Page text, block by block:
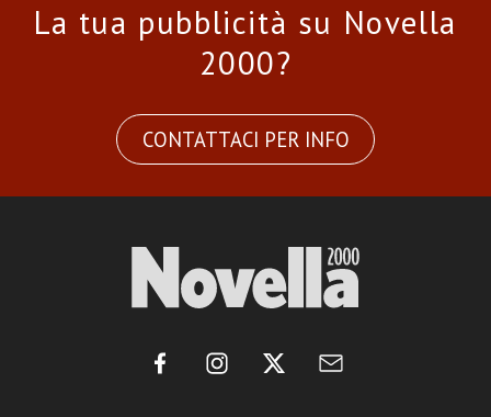
La tua pubblicità su Novella
2000?
CONTATTACI PER INFO